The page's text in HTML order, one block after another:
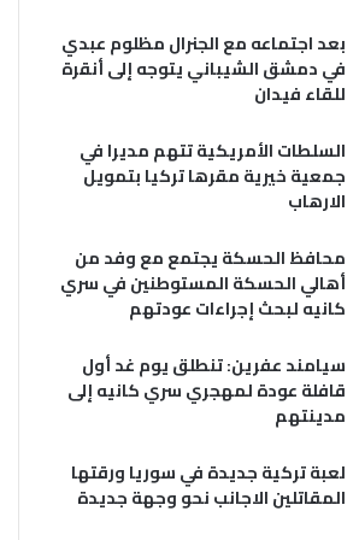
بعد اجتماعه مع الجنرال مظلوم عبدي
في دمشق الشيباني يتوجه إلى أنقرة
للقاء فيدان
السلطات الأمريكية تتهم مديرا في
جمعية خيرية مقرها تركيا بتمويل
الارهاب
محافظ الحسكة يجتمع مع وفد من
أهالي الحسكة المستوطنين في سري
كانيه لبحث إجراءات عودتهم
سيامند عفرين: تنطلق يوم غد أول
قافلة عودة لمهجري سري كانيه إلى
مدينتهم
لعبة تركية جديدة في سوريا ورقتها
المقاتلين الاجانب نحو وجهة جديدة